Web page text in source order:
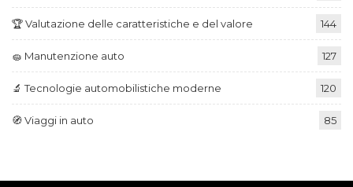
🏆 Valutazione delle caratteristiche e del valore 144
🧽 Manutenzione auto 127
🔬 Tecnologie automobilistiche moderne 120
🧭 Viaggi in auto 85